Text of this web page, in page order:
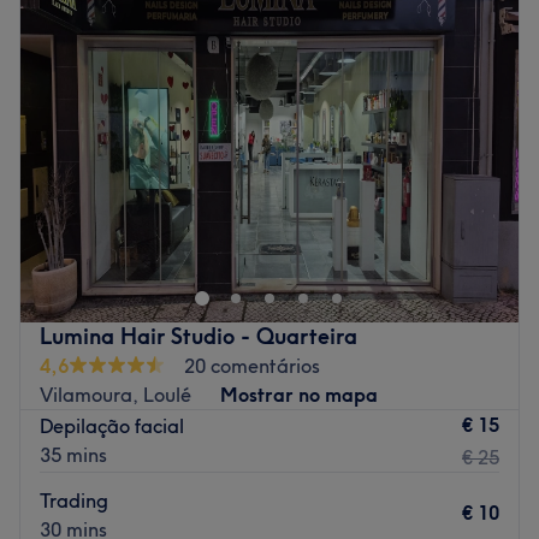
Quarta-feira
09:00–19:00
Quinta-feira
09:00
19:00
Sexta-feira
09:00
19:00
Sábado
08:00
Domingo
Fechado
A Imperio Beauty School encontra-se na Av. Dr. Francisco
Sá Carneiro, 6, Loja B, na Quarteira. Este espaço é um
centro muito completo que te oferece serviços de "A-Z",
ou melhor dizendo, dos pés à cabeça. Desta forma, vai
garantir o sucesso do serviço que escolheres, prestando-
lhe toda a atenção necessária e sempre acompanhados
das melhores marcas. Se estás no Algarve, vem conhecer
o Imperio Beauty School!
Transporte público mais próximo:
deixam perto do centro, entre as quais a linha 9, 55, 66 e
Lumina Hair Studio - Quarteira
4,6
20 comentários
Vilamoura, Loulé
Mostrar no mapa
Depilação facial
35 mins
€ 15
€ 25
Trading
30 mins
€ 10